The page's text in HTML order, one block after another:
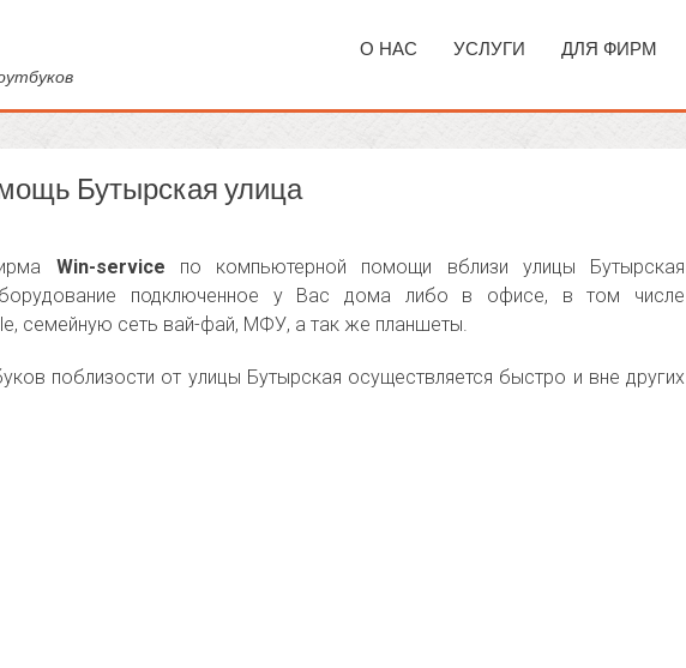
О НАС УСЛУГИ ДЛЯ ФИРМ
Бутырская улица
Win-service по компьютерной помощи вблизи улицы Бутырская
подключенное у Вас дома либо в офисе, в том числе
семейную сеть вай-фай, МФУ, а так же планшеты.
поблизости от улицы Бутырская осуществляется быстро и вне других